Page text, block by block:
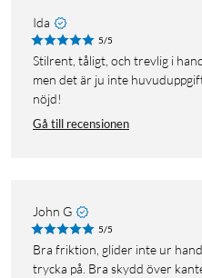
Ida
5/5
Stilrent, tåligt, och trevlig i handen! Lite knepig att få på och av
men det är ju inte
nöjd!
Gå till recensionen
John G
5/5
Bra friktion, glider inte ur handen. Knapparna är lätta att
trycka på. Bra skydd över